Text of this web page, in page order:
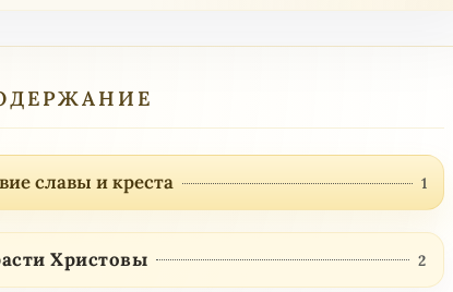
славы и креста 1
Христовы 2